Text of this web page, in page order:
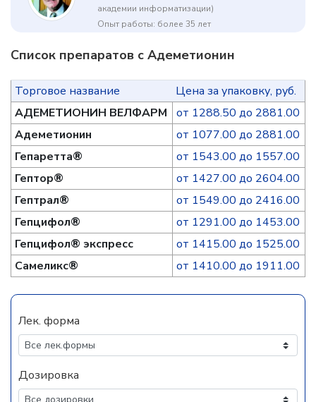
академии информатизации)
Опыт работы: более 35 лет
Список препаратов с Адеметионин
Торговое название
Цена за упаковку, руб.
АДЕМЕТИОНИН ВЕЛФАРМ
от 1288.50 до 2881.00
Адеметионин
от 1077.00 до 2881.00
Гепаретта®
от 1543.00 до 1557.00
Гептор®
от 1427.00 до 2604.00
Гептрал®
от 1549.00 до 2416.00
Гепцифол®
от 1291.00 до 1453.00
Гепцифол® экспресс
от 1415.00 до 1525.00
Самеликс®
от 1410.00 до 1911.00
Лек. форма
Дозировка